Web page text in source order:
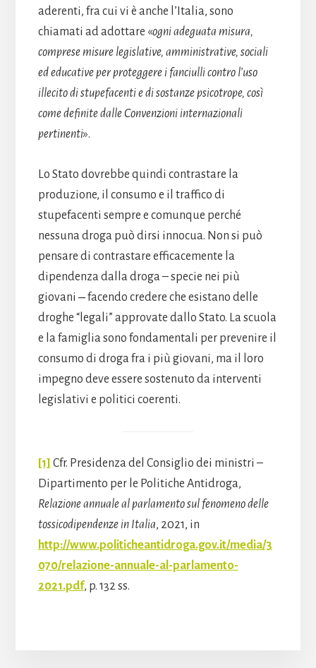
aderenti, fra cui vi è anche l’Italia, sono
chiamati ad adottare «ogni adeguata misura,
comprese misure legislative, amministrative, sociali
ed educative per proteggere i fanciulli contro l’uso
illecito di stupefacenti e di sostanze psicotrope, così
come definite dalle Convenzioni internazionali
pertinenti».
Lo Stato dovrebbe quindi contrastare la
produzione, il consumo e il traffico di
stupefacenti sempre e comunque perché
nessuna droga può dirsi innocua. Non si può
pensare di contrastare efficacemente la
dipendenza dalla droga – specie nei più
giovani ‒ facendo credere che esistano delle
droghe “legali” approvate dallo Stato. La scuola
e la famiglia sono fondamentali per prevenire il
consumo di droga fra i più giovani, ma il loro
impegno deve essere sostenuto da interventi
legislativi e politici coerenti.
[1] Cfr. Presidenza del Consiglio dei ministri –
Dipartimento per le Politiche Antidroga,
Relazione annuale al parlamento sul fenomeno delle
tossicodipendenze in Italia, 2021, in
http://www.politicheantidroga.gov.it/media/3
070/relazione-annuale-al-parlamento-
2021.pdf, p. 132 ss.